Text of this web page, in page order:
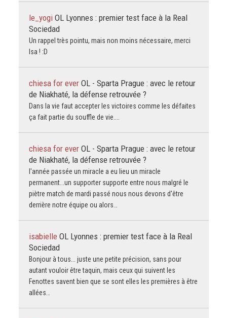
le_yogi OL Lyonnes : premier test face à la Real
Sociedad
Un rappel très pointu, mais non moins nécessaire, merci
Isa ! :D
chiesa for ever OL - Sparta Prague : avec le retour
de Niakhaté, la défense retrouvée ?
Dans la vie faut accepter les victoires comme les défaites
ça fait partie du souffle de vie....
chiesa for ever OL - Sparta Prague : avec le retour
de Niakhaté, la défense retrouvée ?
l'année passée un miracle a eu lieu un miracle
permanent...un supporter supporte entre nous malgré le
piètre match de mardi passé nous nous devons d'être
derrière notre équipe ou alors…
isabielle OL Lyonnes : premier test face à la Real
Sociedad
Bonjour à tous... juste une petite précision, sans pour
autant vouloir être taquin, mais ceux qui suivent les
Fenottes savent bien que se sont elles les premières à être
allées…